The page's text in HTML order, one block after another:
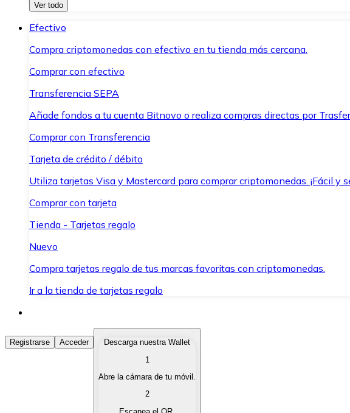
Ver todo
Efectivo
Compra criptomonedas con efectivo en tu tienda más cercana.
Comprar con efectivo
Transferencia SEPA
Añade fondos a tu cuenta Bitnovo o realiza compras directas por
Comprar con Transferencia
Tarjeta de crédito / débito
Utiliza tarjetas Visa y Mastercard para comprar criptomonedas. ¡Fácil y
Comprar con tarjeta
Tienda - Tarjetas regalo
Nuevo
Compra tarjetas regalo de tus marcas favoritas con criptomonedas.
Ir a la tienda de tarjetas regalo
Comprar Criptomonedas
Compra criptomonedas con diferentes métodos de pago.
Vende tus criptomonedas de forma rápida y segura.
Registrarse Acceder
Descarga nuestra Wallet
1
Abre la cámara de tu móvil.
2